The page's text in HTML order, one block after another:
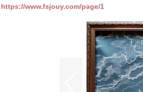
https://www.fsjouy.com/page/1